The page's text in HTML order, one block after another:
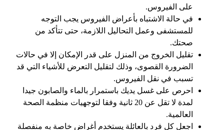
على الفيروس.
في حالة الاشتباه بأعراض الفيروس يجب التوجه
للمستشفى وعمل التحاليل اللازمة، حتى تتأكد من
صحتك.
تقليل الخروج من المنزل على قدر الإمكان إلا في حالات
الضرورة القصوى، وذلك لتقليل التعرض للأشياء التي قد
تسبب في نقل الفيروس.
احرص على غسل يديك باستمرار بالماء والصابون جيدا
لمدة لا تقل عن 20 ثانية وفقا لتوجهيات منظمة الصحة
العالمية.
اجعل كل فرد بالعائلة يستخدم أغراض خاصة به منفصلة